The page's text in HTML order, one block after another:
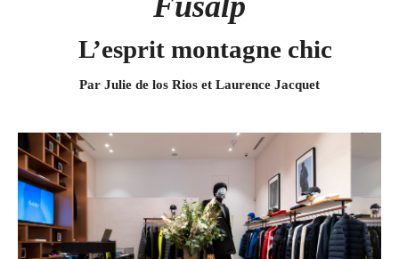
L’esprit montagne chic
Par Julie de los Rios et Laurence Jacquet